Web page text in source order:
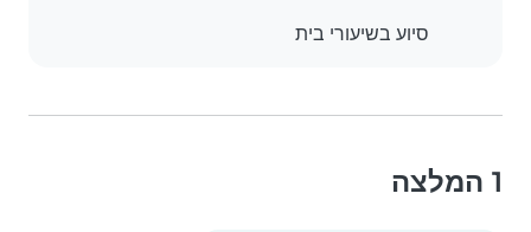
סיוע בשיעורי בית
1 המלצה